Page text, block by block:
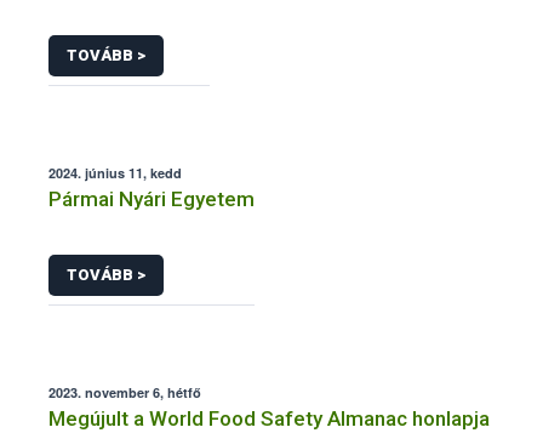
TOVÁBB >
2024. június 11, kedd
Pármai Nyári Egyetem
TOVÁBB >
2023. november 6, hétfő
Megújult a World Food Safety Almanac honlapja